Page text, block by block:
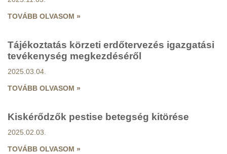
TOVÁBB OLVASOM »
Tájékoztatás körzeti erdőtervezés igazgatási
tevékenység megkezdéséről
2025.03.04.
TOVÁBB OLVASOM »
Kiskérődzők pestise betegség kitörése
2025.02.03.
TOVÁBB OLVASOM »